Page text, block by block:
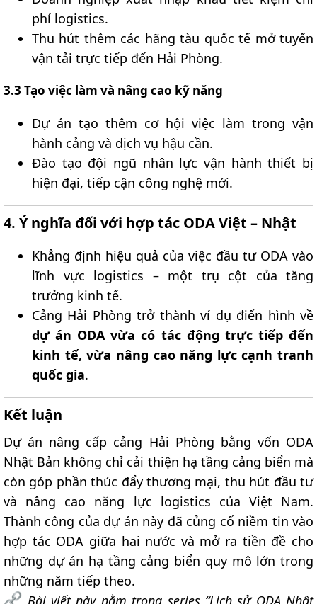
phí logistics.
Thu hút thêm các hãng tàu quốc tế mở tuyến
vận tải trực tiếp đến Hải Phòng.
3.3 Tạo việc làm và nâng cao kỹ năng​
Dự án tạo thêm cơ hội việc làm trong vận
hành cảng và dịch vụ hậu cần.
Đào tạo đội ngũ nhân lực vận hành thiết bị
hiện đại, tiếp cận công nghệ mới.
4. Ý nghĩa đối với hợp tác ODA Việt – Nhật​
Khẳng định hiệu quả của việc đầu tư ODA vào
lĩnh vực logistics – một trụ cột của tăng
trưởng kinh tế.
Cảng Hải Phòng trở thành ví dụ điển hình về
dự án ODA vừa có tác động trực tiếp đến
kinh tế, vừa nâng cao năng lực cạnh tranh
quốc gia.
Kết luận​
Dự án nâng cấp cảng Hải Phòng bằng vốn ODA
Nhật Bản không chỉ cải thiện hạ tầng cảng biển mà
còn góp phần thúc đẩy thương mại, thu hút đầu tư
và nâng cao năng lực logistics của Việt Nam.
Thành công của dự án này đã củng cố niềm tin vào
hợp tác ODA giữa hai nước và mở ra tiền đề cho
những dự án hạ tầng cảng biển quy mô lớn trong
những năm tiếp theo.